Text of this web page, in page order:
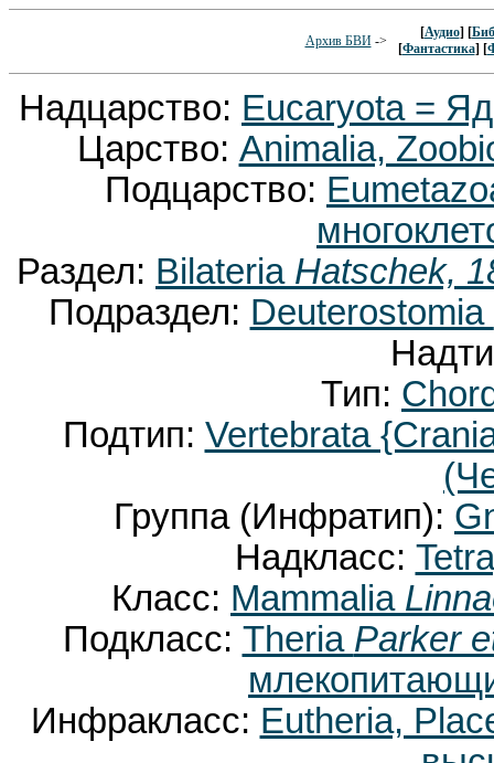
Архив БВИ->
[Аудио] [
[Фантастика] [
Надцарство: Eucaryota =
Царство: Animalia,
Подцарство:
Раздел: Bilateria Hatschek,
Подраздел: Deuterostomia
Тип:
Подтип: Vertebrata
Группа (Инфратип):
Надкласс:
Класс: Mammalia
Подкласс: Theria Parker
Инфракласс: Eutheria,